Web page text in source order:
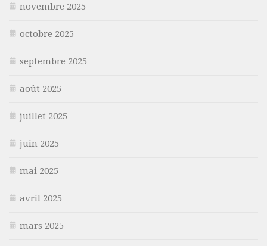
novembre 2025
octobre 2025
septembre 2025
août 2025
juillet 2025
juin 2025
mai 2025
avril 2025
mars 2025